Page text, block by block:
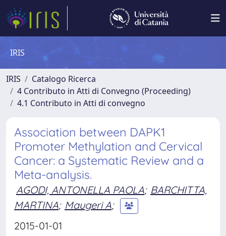
IRIS
IRIS
Catalogo Ricerca
4 Contributo in Atti di Convegno (Proceeding)
4.1 Contributo in Atti di convegno
Association between DAPK1
Promoter Methylation and Cervical
Cancer: a Systematic Review and a
Meta-analysis.
AGODI, ANTONELLA PAOLA; BARCHITTA,
MARTINA; Maugeri A;
2015-01-01